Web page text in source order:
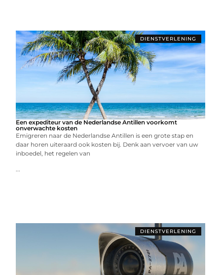
DIENSTVERLENING
Een expediteur van de Nederlandse Antillen voorkomt
onverwachte kosten
Emigreren naar de Nederlandse Antillen is een grote stap en
daar horen uiteraard ook kosten bij. Denk aan vervoer van uw
inboedel, het regelen van
...
DIENSTVERLENING